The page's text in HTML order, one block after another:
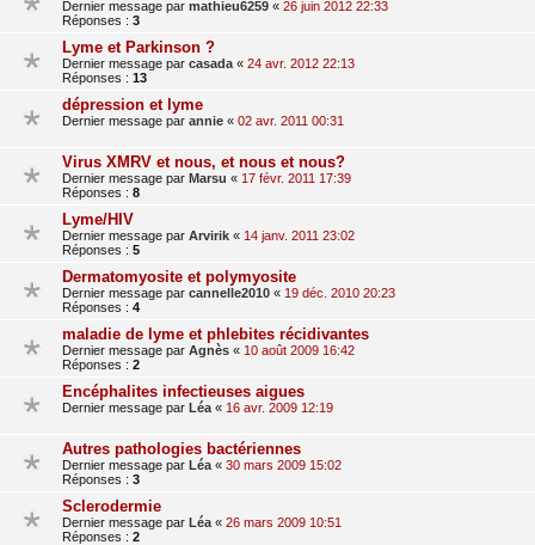
Dernier message par mathieu6259 « 26 juin 2012 22:33
Réponses : 3
Lyme et Parkinson ?
Dernier message par casada « 24 avr. 2012 22:13
Réponses : 13
dépression et lyme
Dernier message par annie « 02 avr. 2011 00:31
Virus XMRV et nous, et nous et nous?
Dernier message par Marsu « 17 févr. 2011 17:39
Réponses : 8
Lyme/HIV
Dernier message par Arvirik « 14 janv. 2011 23:02
Réponses : 5
Dermatomyosite et polymyosite
Dernier message par cannelle2010 « 19 déc. 2010 20:23
Réponses : 4
maladie de lyme et phlebites récidivantes
Dernier message par Agnès « 10 août 2009 16:42
Réponses : 2
Encéphalites infectieuses aigues
Dernier message par Léa « 16 avr. 2009 12:19
Autres pathologies bactériennes
Dernier message par Léa « 30 mars 2009 15:02
Réponses : 3
Sclerodermie
Dernier message par Léa « 26 mars 2009 10:51
Réponses : 2